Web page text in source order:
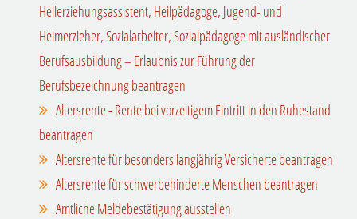
Heilerziehungsassistent, Heilpädagoge, Jugend- und
Heimerzieher, Sozialarbeiter, Sozialpädagoge mit ausländischer
Berufsausbildung – Erlaubnis zur Führung der
Berufsbezeichnung beantragen
Altersrente - Rente bei vorzeitigem Eintritt in den Ruhestand
beantragen
Altersrente für besonders langjährig Versicherte beantragen
Altersrente für schwerbehinderte Menschen beantragen
Amtliche Meldebestätigung ausstellen